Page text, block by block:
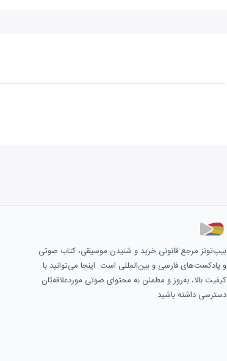
بیپ‌تونز مرجع قانونی خرید و شنیدن موسیقی، کتاب صوتی
و پادکست‌های فارسی و بین‌المللی است. اینجا می‌توانید با
کیفیت بالا، به‌روز و مطمئن به محتوای صوتی موردعلاقه‌تان
دسترسی داشته باشید.